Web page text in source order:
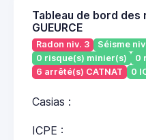
Tableau de bord des
GUEURCE
Radon niv. 3 Séisme
0 risque(s) minier(s)
0
6 arrêté(s) CATNAT
0
Casias :
ICPE :